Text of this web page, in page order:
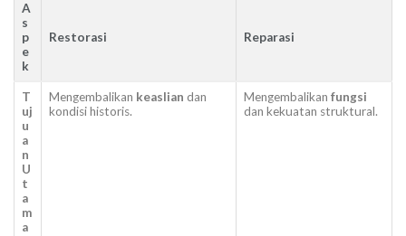
A
s
p
e
k
Restorasi Reparasi
T
uj
u
a
n
U
t
a
m
a
Mengembalikan keaslian dan
kondisi historis.
Mengembalikan fungsi
dan kekuatan struktural.